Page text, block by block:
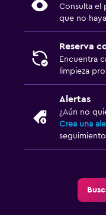
Consulta el
que no
Reserva
Encuentra
limpieza
Alertas
¿Aún no
Crea una